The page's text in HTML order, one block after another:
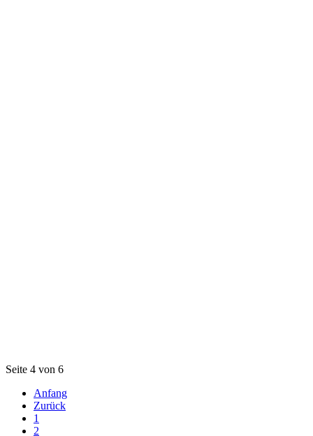
Seite 4 von 6
Anfang
Zurück
1
2